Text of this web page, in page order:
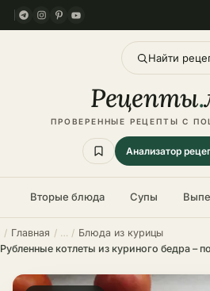
Найти
Рецепты.
ПРОВЕРЕННЫЕ РЕЦЕПТЫ С
Анализатор
Вторые блюда Супы
Главная
Блюда из курицы